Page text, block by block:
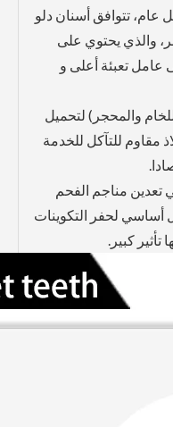
عام، تتوافق أسنان دلو
والذي يحتوي على
تعبئة أعلى و
والمحجر) لتحميل
مقاوم للتآكل للخدمة
تعدين مناجم الفحم
أساسي لحفر التكوينات
كبير.